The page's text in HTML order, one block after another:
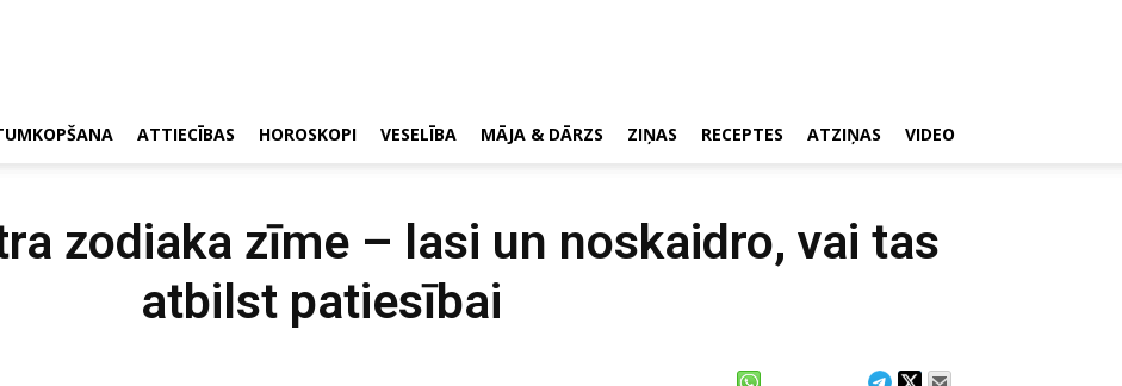
ATTIECĪBAS HOROSKOPI VESELĪBA MĀJA & DĀRZS ZIŅAS RECEPTES ATZIŅAS VIDEO
zodiaka zīme – lasi un noskaidro, vai tas
atbilst patiesībai